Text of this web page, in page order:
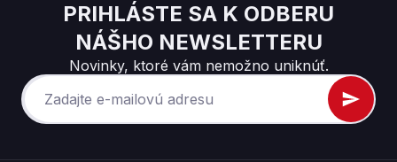
PRIHLÁSTE SA K ODBERU
NÁŠHO NEWSLETTERU
Novinky, ktoré vám nemožno uniknúť.